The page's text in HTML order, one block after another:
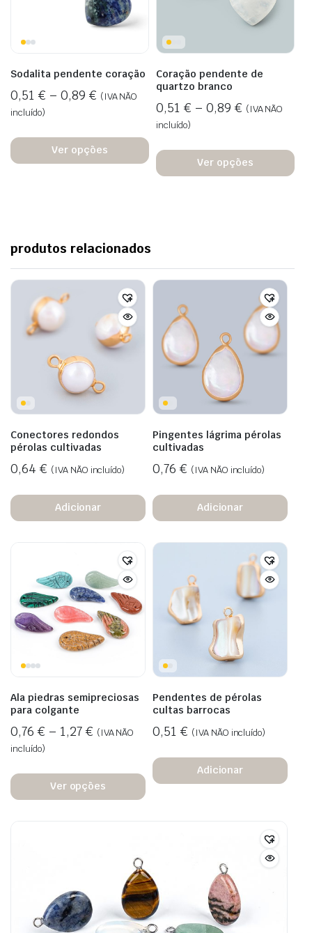
Sodalita pendente coração
0,51 € – 0,89 € (IVA NÃO
incluído)
Ver opções
Coração pendente de
quartzo branco
0,51 € – 0,89 € (IVA NÃO
incluído)
Ver opções
produtos relacionados
Conectores redondos
pérolas cultivadas
0,64 € (IVA NÃO incluído)
Adicionar
Pingentes lágrima pérolas
cultivadas
0,76 € (IVA NÃO incluído)
Adicionar
Ala piedras semipreciosas
para colgante
0,76 € – 1,27 € (IVA NÃO
incluído)
Ver opções
Pendentes de pérolas
cultas barrocas
0,51 € (IVA NÃO incluído)
Adicionar